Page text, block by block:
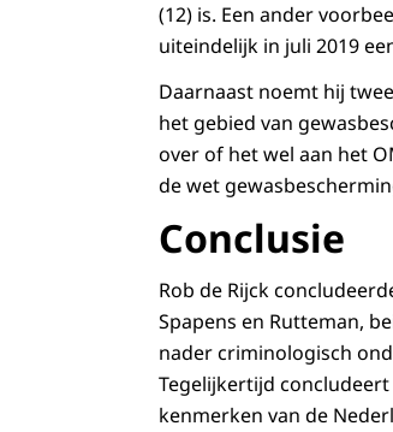
(12) is. Een ander
uiteindelijk in juli 2019
Daarnaast noemt hij
het gebied van
over of het wel aan het
de wet
Conclusie
Rob de Rijck
Spapens en Rutteman,
nader criminologisch
Tegelijkertijd
kenmerken van de